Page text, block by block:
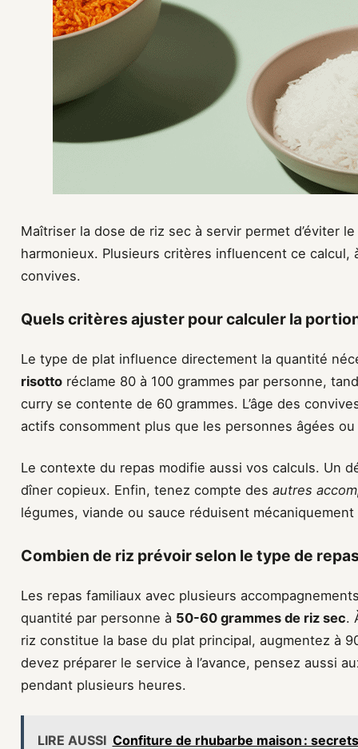
Maîtriser la dose de riz sec à servir permet d’éviter
harmonieux. Plusieurs critères influencent ce
convives.
Quels critères ajuster pour calculer la
Le type de plat influence directement la quantité
risotto réclame 80 à 100 grammes par personne,
curry se contente de 60 grammes. L’âge des
actifs consomment plus que les personnes âgées
Le contexte du repas modifie aussi vos calculs. Un
dîner copieux. Enfin, tenez compte des autres
légumes, viande ou sauce réduisent
Combien de riz prévoir selon le type de
Les repas familiaux avec plusieurs
quantité par personne à 50-60 grammes de riz sec.
riz constitue la base du plat principal, augmentez à
devez préparer le service à l’avance, pensez aussi
pendant plusieurs heures.
LIRE AUSSI Confiture de rhubarbe maison :